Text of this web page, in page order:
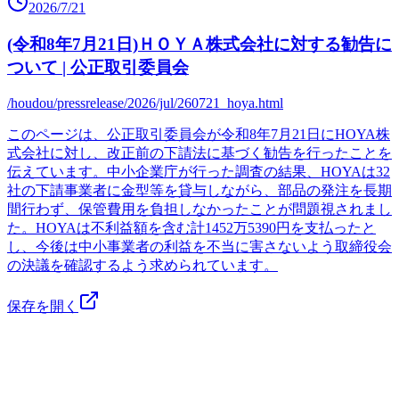
2026/7/21
(令和8年7月21日)ＨＯＹＡ株式会社に対する勧告に
ついて | 公正取引委員会
/houdou/pressrelease/2026/jul/260721_hoya.html
このページは、公正取引委員会が令和8年7月21日にHOYA株
式会社に対し、改正前の下請法に基づく勧告を行ったことを
伝えています。中小企業庁が行った調査の結果、HOYAは32
社の下請事業者に金型等を貸与しながら、部品の発注を長期
間行わず、保管費用を負担しなかったことが問題視されまし
た。HOYAは不利益額を含む計1452万5390円を支払ったと
し、今後は中小事業者の利益を不当に害さないよう取締役会
の決議を確認するよう求められています。
保存を開く